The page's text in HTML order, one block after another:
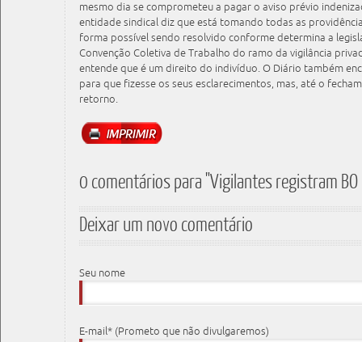
mesmo dia se comprometeu a pagar o aviso prévio
entidade sindical diz que está tomando todas as
forma possível sendo resolvido conforme determina a
Convenção Coletiva de Trabalho do ramo da vigilância
entende que é um direito do indivíduo. O Diário também
para que fizesse os seus esclarecimentos, mas, até o
retorno.
0 comentários para "Vigilantes registram
Deixar um novo comentário
Seu nome
E-mail* (Prometo que não divulgaremos)